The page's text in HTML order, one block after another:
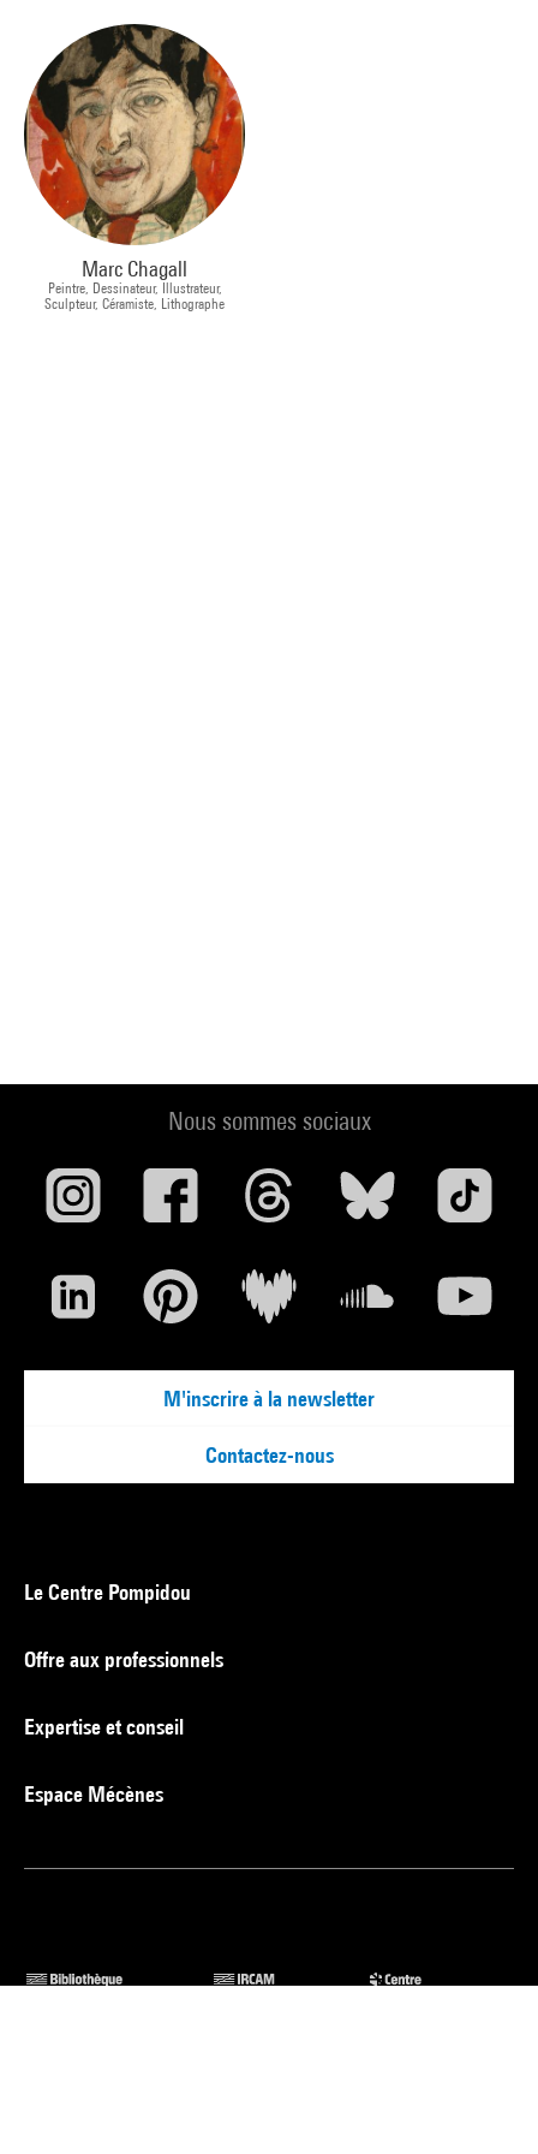
Marc Chagall
Peintre, Dessinateur, Illustrateur,
Sculpteur, Céramiste, Lithographe
Nous sommes sociaux
M'inscrire à la newsletter
Contactez-nous
Le Centre Pompidou
Offre aux professionnels
Expertise et conseil
Espace Mécènes